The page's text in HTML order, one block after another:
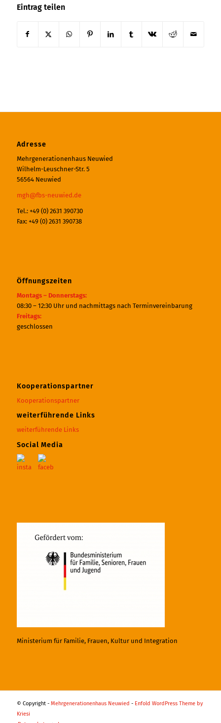
Eintrag teilen
Adresse
Mehrgenerationenhaus Neuwied
Wilhelm-Leuschner-Str. 5
56564 Neuwied
mgh@fbs-neuwied.de
Tel.: +49 (0) 2631 390730
Fax: +49 (0) 2631 390738
Öffnungszeiten
Montags – Donnerstags:
08:30 – 12:30 Uhr und nachmittags nach Terminvereinbarung
Freitags:
geschlossen
Kooperationspartner
Kooperationspartner
weiterführende Links
weiterführende Links
Social Media
Ministerium für Familie, Frauen, Kultur und Integration
© Copyright - Mehrgenerationenhaus Neuwied - Enfold WordPress Theme by
Kriesi